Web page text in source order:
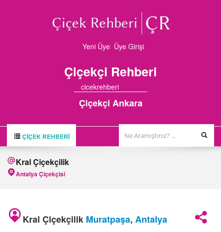
Yeni Üye Üye Girişi
Çiçekçi Rehberi
cicekrehberi
Çiçekçi Ankara
ÇIÇEK REHBERI
ÇİÇEKÇİLER
FİRMA BAŞVURUSU
İLETİŞİM
Kral Çiçekçilik
Antalya Çiçekçisi
Kral Çiçekçilik Muratpaşa, Antalya